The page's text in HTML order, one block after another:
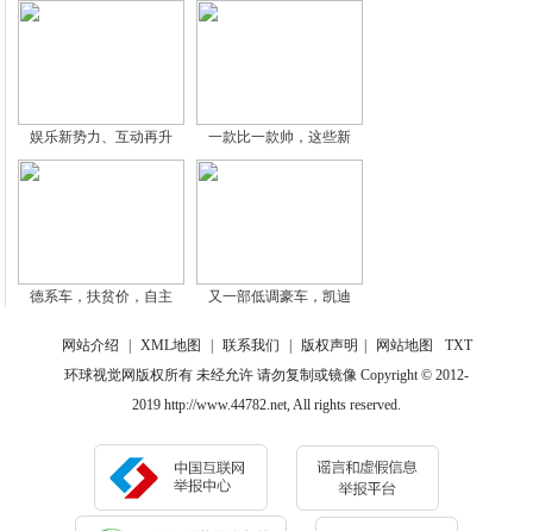
娱乐新势力、互动再升 一款比一款帅，这些新
德系车，扶贫价，自主 又一部低调豪车，凯迪
网站介绍 XML地图 联系我们 版权声明 网站地图
TXT
环球视觉网版权所有 未经允许 请勿复制或镜像 Copyright © 2012-
2019 http://www.44782.net, All rights reserved.